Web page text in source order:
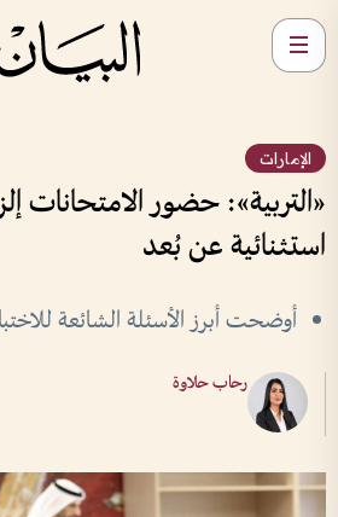
الإمارات
«التربية»: حضور الامتحانات
استثنائية عن بُعد
أوضحت أبرز الأسئلة الشائعة
رحاب حلاوة